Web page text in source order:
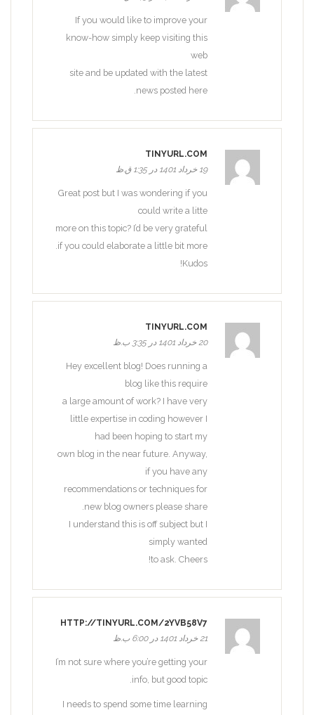
If you would like to improve your
know-how simply keep visiting this
web
site and be updated with the latest
news posted here.
TINYURL.COM
19 خرداد 1401 در 1:35 ق.ظ
Great post but I was wondering if you
could write a litte
more on this topic? I’d be very grateful
if you could elaborate a little bit more.
Kudos!
TINYURL.COM
20 خرداد 1401 در 3:35 ب.ظ
Hey excellent blog! Does running a
blog like this require
a large amount of work? I have very
little expertise in coding however I
had been hoping to start my
own blog in the near future. Anyway,
if you have any
recommendations or techniques for
new blog owners please share.
I understand this is off subject but I
simply wanted
to ask. Cheers!
HTTP://TINYURL.COM/2YVB58V7
21 خرداد 1401 در 6:00 ب.ظ
I’m not sure where you’re getting your
info, but good topic.
I needs to spend some time learning